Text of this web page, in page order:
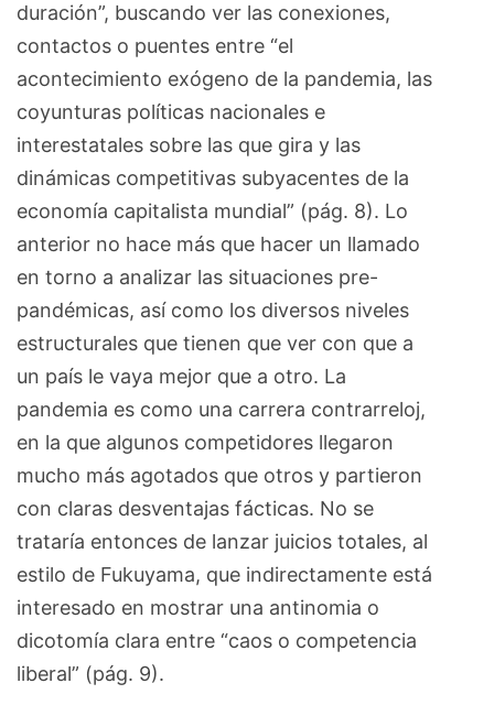
duración”, buscando ver las conexiones,
contactos o puentes entre “el
acontecimiento exógeno de la pandemia, las
coyunturas políticas nacionales e
interestatales sobre las que gira y las
dinámicas competitivas subyacentes de la
economía capitalista mundial” (pág. 8). Lo
anterior no hace más que hacer un llamado
en torno a analizar las situaciones pre-
pandémicas, así como los diversos niveles
estructurales que tienen que ver con que a
un país le vaya mejor que a otro. La
pandemia es como una carrera contrarreloj,
en la que algunos competidores llegaron
mucho más agotados que otros y partieron
con claras desventajas fácticas. No se
trataría entonces de lanzar juicios totales, al
estilo de Fukuyama, que indirectamente está
interesado en mostrar una antinomia o
dicotomía clara entre “caos o competencia
liberal” (pág. 9).